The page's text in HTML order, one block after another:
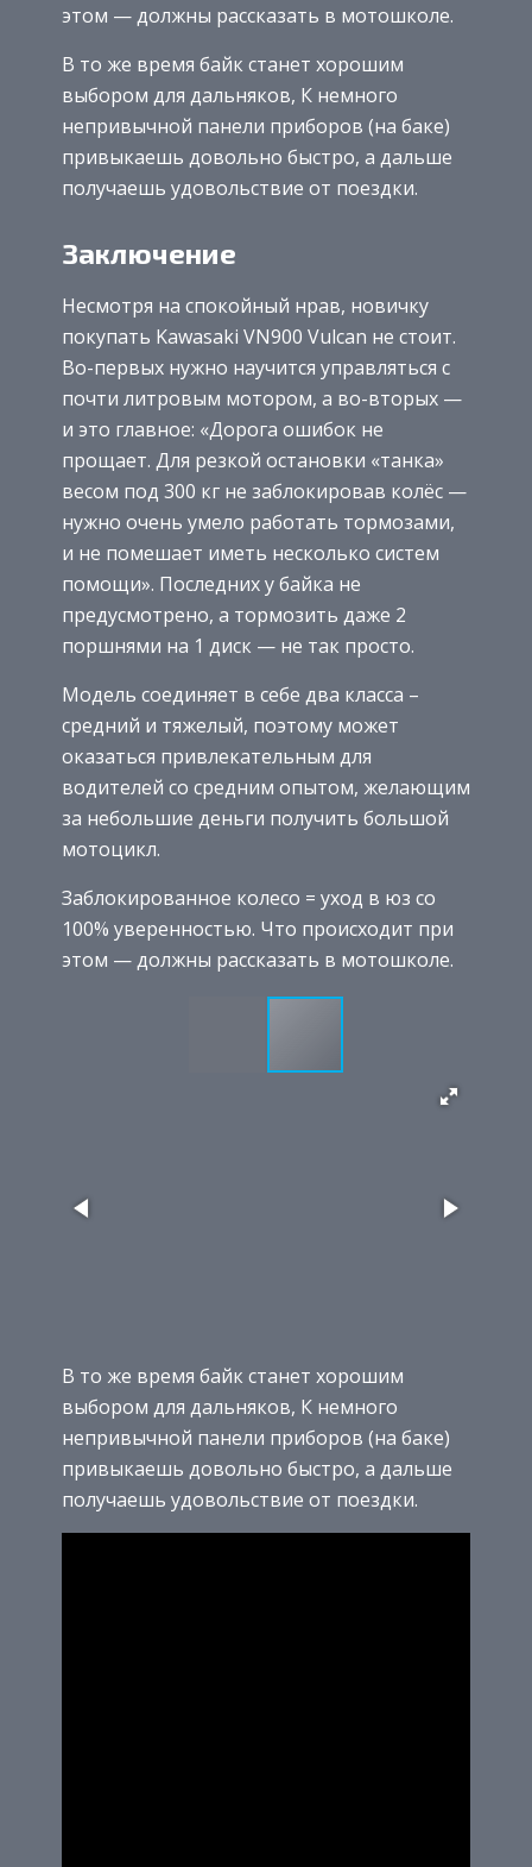
этом — должны рассказать в мотошколе.
В то же время байк станет хорошим
выбором для дальняков, К немного
непривычной панели приборов (на баке)
привыкаешь довольно быстро, а дальше
получаешь удовольствие от поездки.
Заключение
Несмотря на спокойный нрав, новичку
покупать Kawasaki VN900 Vulcan не стоит.
Во-первых нужно научится управляться с
почти литровым мотором, а во-вторых —
и это главное: «Дорога ошибок не
прощает. Для резкой остановки «танка»
весом под 300 кг не заблокировав колёс —
нужно очень умело работать тормозами,
и не помешает иметь несколько систем
помощи». Последних у байка не
предусмотрено, а тормозить даже 2
поршнями на 1 диск — не так просто.
Модель соединяет в себе два класса –
средний и тяжелый, поэтому может
оказаться привлекательным для
водителей со средним опытом, желающим
за небольшие деньги получить большой
мотоцикл.
Заблокированное колесо = уход в юз со
100% уверенностью. Что происходит при
этом — должны рассказать в мотошколе.
В то же время байк станет хорошим
выбором для дальняков, К немного
непривычной панели приборов (на баке)
привыкаешь довольно быстро, а дальше
получаешь удовольствие от поездки.